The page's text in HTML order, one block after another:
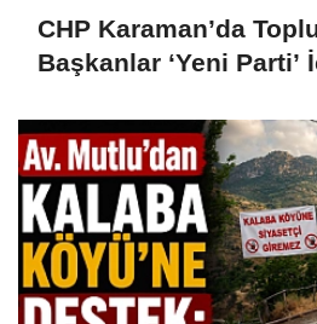
CHP Karaman’da
Başkanlar ‘Yeni